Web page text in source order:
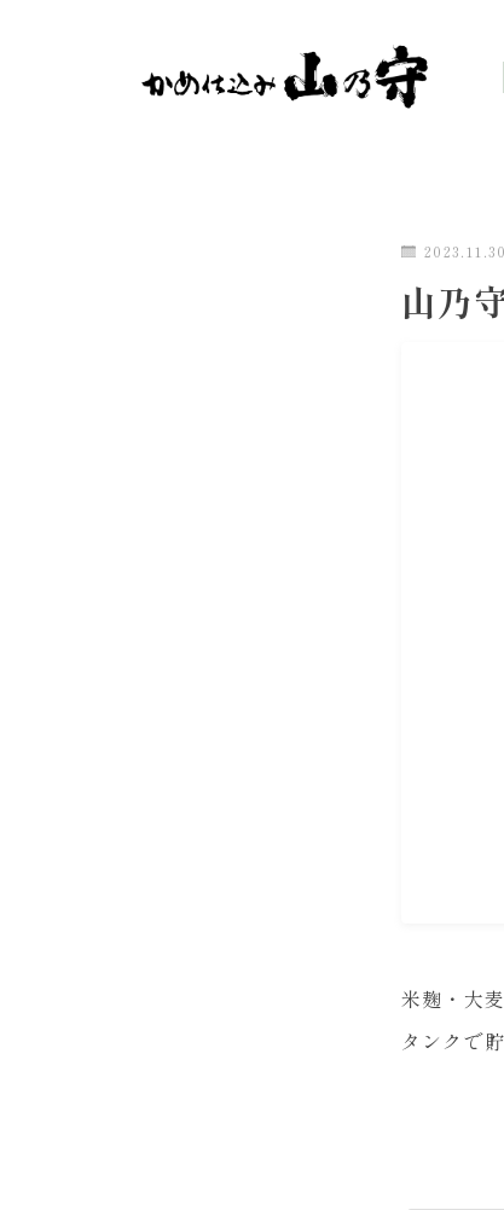
2023.11.30
山乃
米麹・大
タンクで